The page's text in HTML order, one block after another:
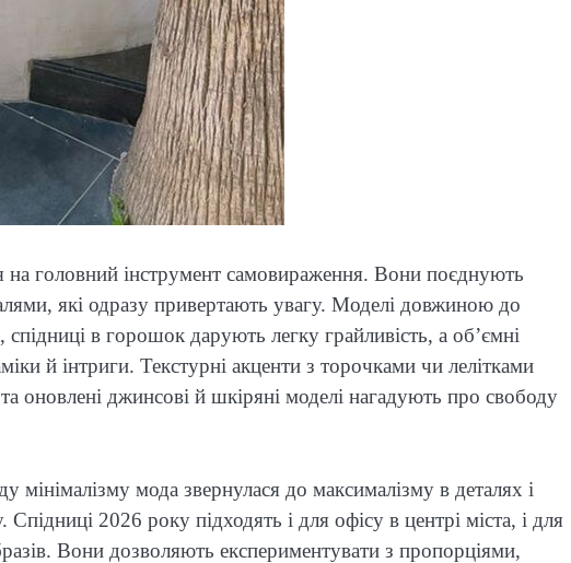
на головний інструмент самовираження. Вони поєднують
які одразу привертають увагу. Моделі довжиною до
спідниці в горошок дарують легку грайливість, а об’ємні
й інтриги. Текстурні акценти з торочками чи лелітками
оновлені джинсові й шкіряні моделі нагадують про свободу
мінімалізму мода звернулася до максималізму в деталях і
2026 року підходять і для офісу в центрі міста, і для
Вони дозволяють експериментувати з пропорціями,